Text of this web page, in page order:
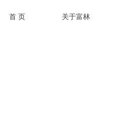
首 页 关于富林